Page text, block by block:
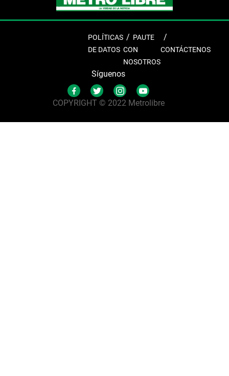
POLÍTICAS
DE DATOS
PAUTE
CON
NOSOTROS
CONTÁCTENOS
Síguenos
COPYRIGHT © 2022 Metrolibre